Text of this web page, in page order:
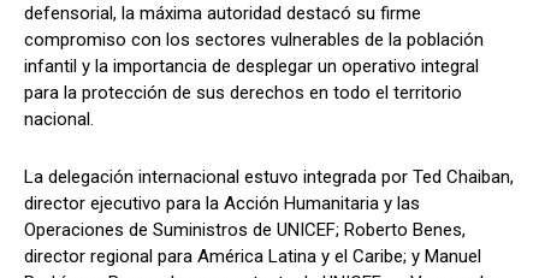
defensorial, la máxima autoridad destacó su firme
compromiso con los sectores vulnerables de la población
infantil y la importancia de desplegar un operativo integral
para la protección de sus derechos en todo el territorio
nacional.
La delegación internacional estuvo integrada por Ted Chaiban,
director ejecutivo para la Acción Humanitaria y las
Operaciones de Suministros de UNICEF; Roberto Benes,
director regional para América Latina y el Caribe; y Manuel